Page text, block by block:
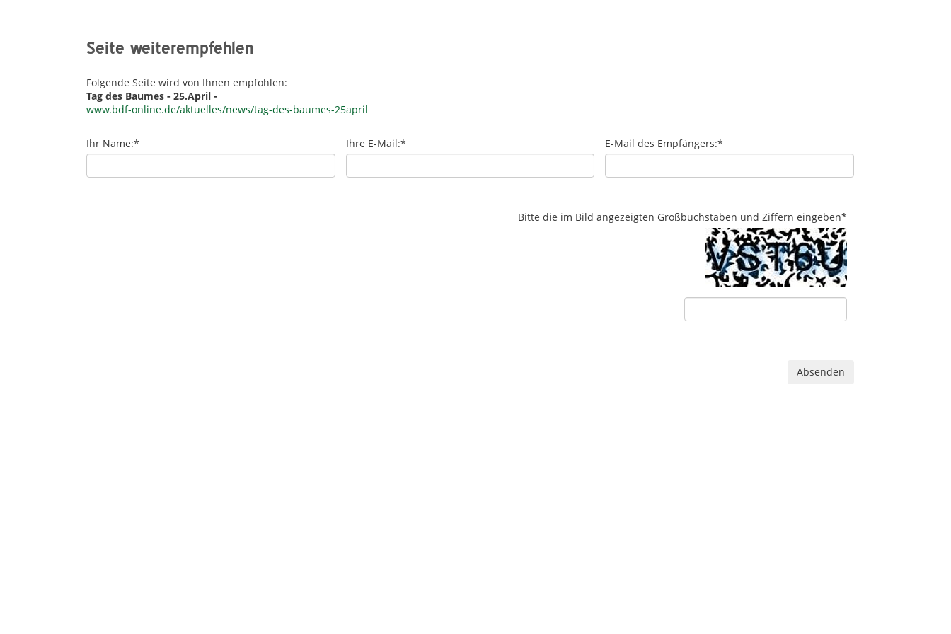
Seite weiterempfehlen
Folgende Seite wird von Ihnen empfohlen:
Tag des Baumes - 25.April -
www.bdf-online.de/aktuelles/news/tag-des-baumes-25april
Ihr Name:* Ihre E-Mail:* E-Mail des Empfängers:*
Bitte die im Bild angezeigten Großbuchstaben und Ziffern eingeben*
Absenden